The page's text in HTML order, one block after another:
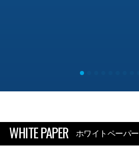
WHITE PAPER ホワイトペーパー